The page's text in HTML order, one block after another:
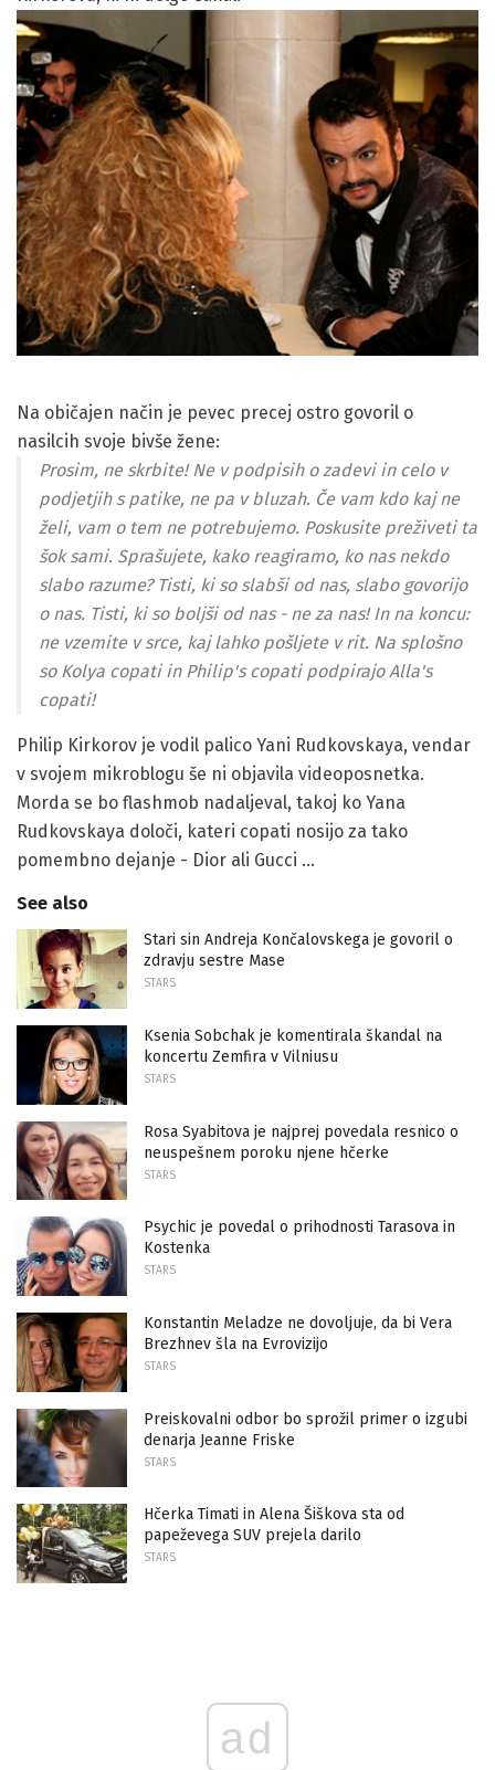
Na običajen način je pevec precej ostro govoril o
nasilcih svoje bivše žene:
Prosim, ne skrbite! Ne v podpisih o zadevi in ​​celo v
podjetjih s patike, ne pa v bluzah. Če vam kdo kaj ne
želi, vam o tem ne potrebujemo. Poskusite preživeti ta
šok sami. Sprašujete, kako reagiramo, ko nas nekdo
slabo razume? Tisti, ki so slabši od nas, slabo govorijo
o nas. Tisti, ki so boljši od nas - ne za nas! In na koncu:
ne vzemite v srce, kaj lahko pošljete v rit. Na splošno
so Kolya copati in Philip's copati podpirajo Alla's
copati!
Philip Kirkorov je vodil palico Yani Rudkovskaya, vendar
v svojem mikroblogu še ni objavila videoposnetka.
Morda se bo flashmob nadaljeval, takoj ko Yana
Rudkovskaya določi, kateri copati nosijo za tako
pomembno dejanje - Dior ali Gucci ...
See also
Stari sin Andreja Končalovskega je govoril o
zdravju sestre Mase
STARS
Ksenia Sobchak je komentirala škandal na
koncertu Zemfira v Vilniusu
STARS
Rosa Syabitova je najprej povedala resnico o
neuspešnem poroku njene hčerke
STARS
Psychic je povedal o prihodnosti Tarasova in
Kostenka
STARS
Konstantin Meladze ne dovoljuje, da bi Vera
Brezhnev šla na Evrovizijo
STARS
Preiskovalni odbor bo sprožil primer o izgubi
denarja Jeanne Friske
STARS
Hčerka Timati in Alena Šiškova sta od
papeževega SUV prejela darilo
STARS
ad